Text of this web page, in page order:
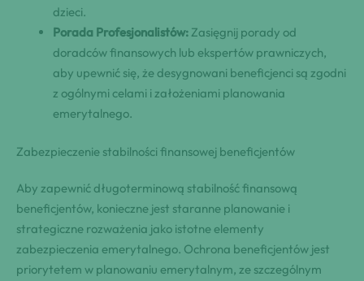
dzieci.
Porada Profesjonalistów: Zasięgnij porady od
doradców finansowych lub ekspertów prawniczych,
aby upewnić się, że desygnowani beneficjenci są zgodni
z ogólnymi celami i założeniami planowania
emerytalnego.
Zabezpieczenie stabilności finansowej beneficjentów
Aby zapewnić długoterminową stabilność finansową
beneficjentów, konieczne jest staranne planowanie i
strategiczne rozważenia jako istotne elementy
zabezpieczenia emerytalnego. Ochrona beneficjentów jest
priorytetem w planowaniu emerytalnym, ze szczególnym